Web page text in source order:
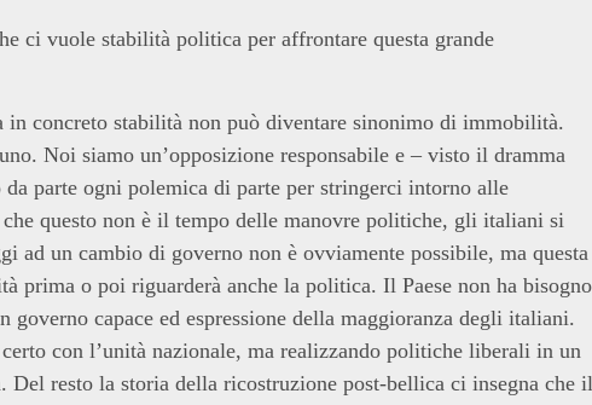
ci vuole stabilità politica per affrontare questa grande
in concreto stabilità non può diventare sinonimo di immobilità.
Noi siamo un’opposizione responsabile e – visto il dramma
parte ogni polemica di parte per stringerci intorno alle
questo non è il tempo delle manovre politiche, gli italiani si
ad un cambio di governo non è ovviamente possibile, ma questa
prima o poi riguarderà anche la politica. Il Paese non ha bisogno
capace ed espressione della maggioranza degli italiani.
con l’unità nazionale, ma realizzando politiche liberali in un
resto la storia della ricostruzione post-bellica ci insegna che il